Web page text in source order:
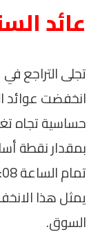
عائد
تجلى التراجع
انخفضت عوائد
حساسية تجاه
يمثل هذا
السوق.